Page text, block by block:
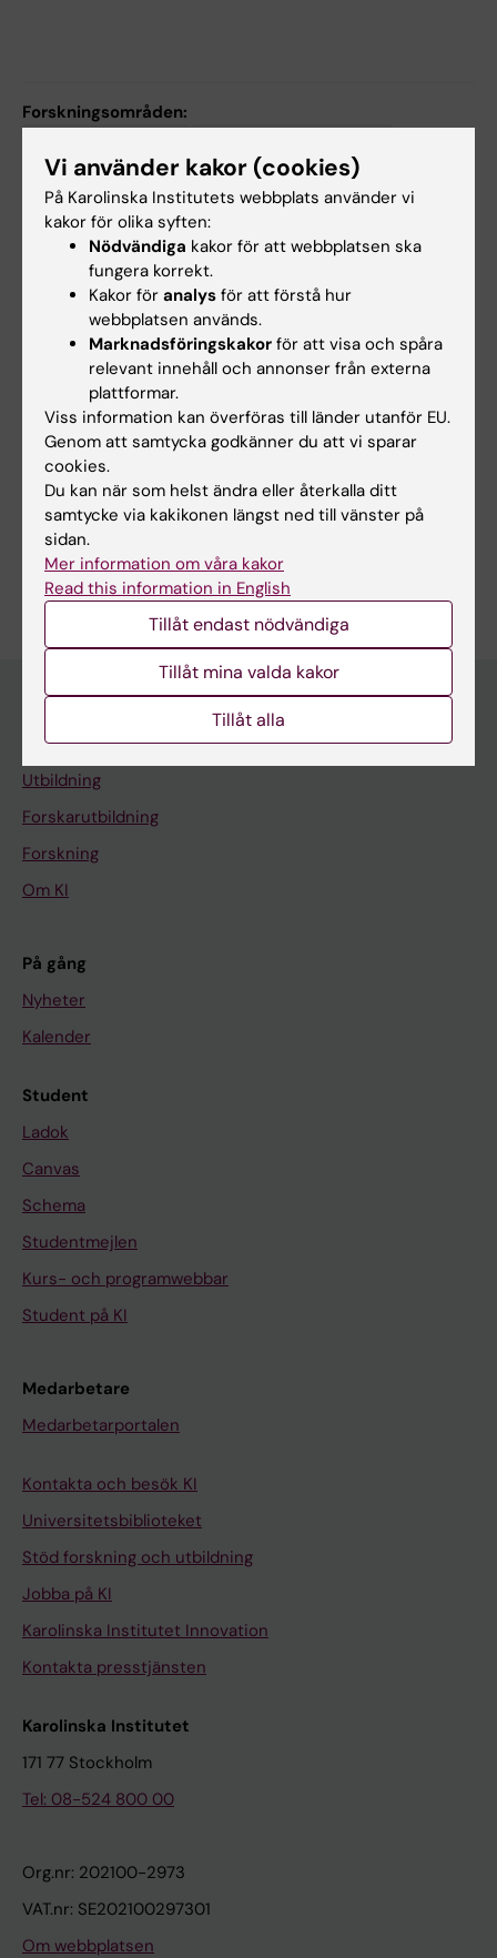
Forskningsområden:
Forskningsämnen:
Hjärnskador
Klinisk medicin
Neurologisk rehabilitering
Innehållsgranskare:
Susanne Palmcrantz
Malin Wirf
Sidan uppdaterad:2026-07-13
Dela
Huvudmeny
Utbildning
Forskarutbildning
Forskning
Om KI
På gång
Nyheter
Kalender
Student
Ladok
Canvas
Schema
Studentmejlen
Kurs- och programwebbar
Student på KI
Medarbetare
Medarbetarportalen
Kontakta och besök KI
Universitetsbiblioteket
Stöd forskning och utbildning
Jobba på KI
Karolinska Institutet Innovation
Kontakta presstjänsten
Karolinska Institutet
171 77 Stockholm
Tel: 08-524 800 00
Org.nr: 202100-2973
VAT.nr: SE202100297301
Om webbplatsen
Vi använder kakor (cookies)
På Karolinska Institutets webbplats använder vi
kakor för olika syften:
Nödvändiga kakor för att webbplatsen ska
fungera korrekt.
Kakor för analys för att förstå hur
webbplatsen används.
Marknadsföringskakor för att visa och spåra
relevant innehåll och annonser från externa
plattformar.
Viss information kan överföras till länder utanför EU.
Genom att samtycka godkänner du att vi sparar
cookies.
Du kan när som helst ändra eller återkalla ditt
samtycke via kakikonen längst ned till vänster på
sidan.
Mer information om våra kakor
Read this information in English
Tillåt endast nödvändiga
Tillåt mina valda kakor
Tillåt alla